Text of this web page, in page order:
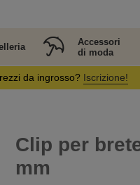
Accessori
di moda
da ingrosso? Iscrizione!
Clip per
mm